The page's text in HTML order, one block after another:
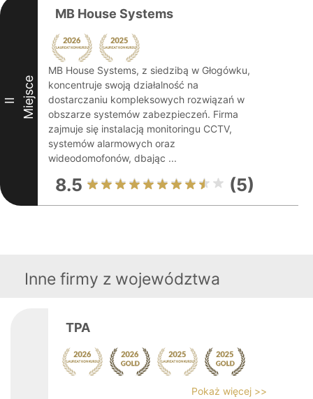
II Miejsce
MB House Systems
MB House Systems, z siedzibą w Głogówku,
koncentruje swoją działalność na
dostarczaniu kompleksowych rozwiązań w
obszarze systemów zabezpieczeń. Firma
zajmuje się instalacją monitoringu CCTV,
systemów alarmowych oraz
wideodomofonów, dbając ...
8.5 (5)
Inne firmy z województwa
TPA
Pokaż więcej >>